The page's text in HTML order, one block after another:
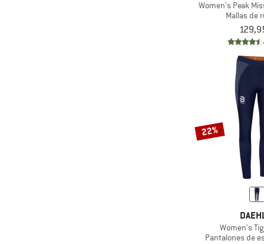
Women's Peak
Mallas de
22%
Women's
Pantalones de